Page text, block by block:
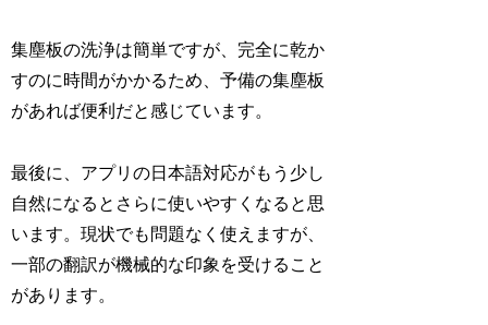
集塵板の洗浄は簡単ですが、完全に乾か
すのに時間がかかるため、予備の集塵板
があれば便利だと感じています。
最後に、アプリの日本語対応がもう少し
自然になるとさらに使いやすくなると思
います。現状でも問題なく使えますが、
一部の翻訳が機械的な印象を受けること
があります。